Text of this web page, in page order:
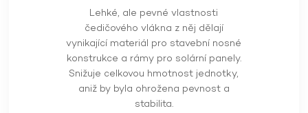
Lehké, ale pevné vlastnosti
čedičového vlákna z něj dělají
vynikající materiál pro stavební nosné
konstrukce a rámy pro solární panely.
Snižuje celkovou hmotnost jednotky,
aniž by byla ohrožena pevnost a
stabilita.